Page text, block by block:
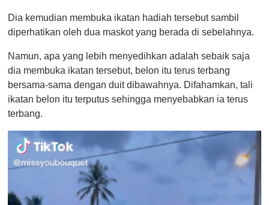
Dia kemudian membuka ikatan hadiah tersebut sambil
diperhatikan oleh dua maskot yang berada di sebelahnya.
Namun, apa yang lebih menyedihkan adalah sebaik saja
dia membuka ikatan tersebut, belon itu terus terbang
bersama-sama dengan duit dibawahnya. Difahamkan, tali
ikatan belon itu terputus sehingga menyebabkan ia terus
terbang.